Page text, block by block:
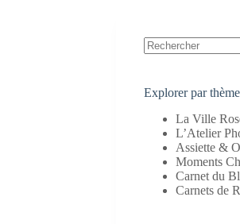
Explorer par thème
La Ville
L’Atelier
Assiette &
Moments
Carnet du
Carnets de